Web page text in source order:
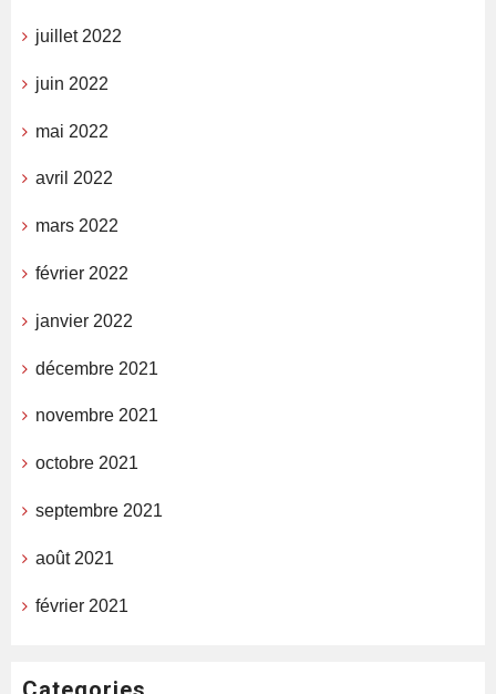
juillet 2022
juin 2022
mai 2022
avril 2022
mars 2022
février 2022
janvier 2022
décembre 2021
novembre 2021
octobre 2021
septembre 2021
août 2021
février 2021